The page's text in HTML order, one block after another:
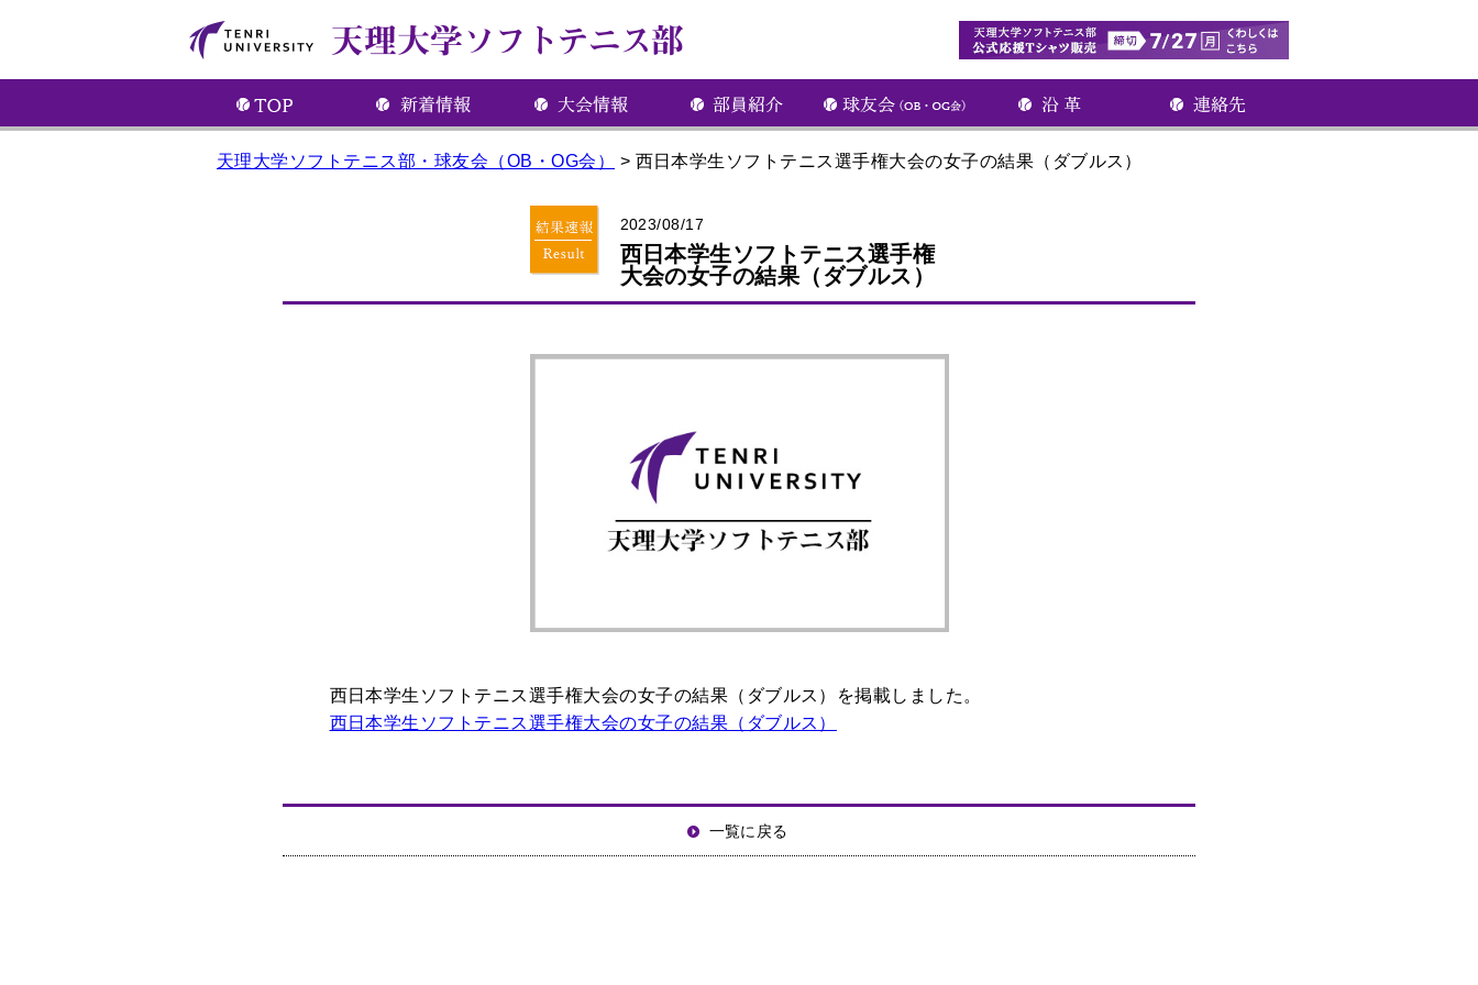
天理大学ソフトテニス部・球友会（OB・OG会） > 西日本学生ソフトテニス選手権大会の女子の結果（ダブルス）
2023/08/17
西日本学生ソフトテニス選手権
大会の女子の結果（ダブルス）
西日本学生ソフトテニス選手権大会の女子の結果（ダブルス）を掲載しました。
西日本学生ソフトテニス選手権大会の女子の結果（ダブルス）
一覧に戻る